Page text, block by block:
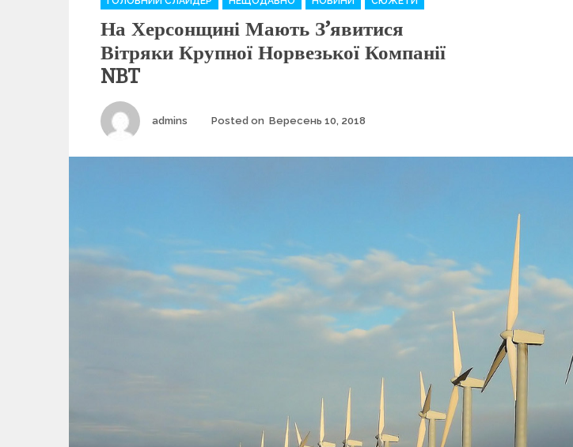
a
e
g
o
i
e
На Херсонщині Мають З’явитися
Вітряки Крупної Норвезької Компанії
NBT
Author
admins Posted on Вересень 10, 2018